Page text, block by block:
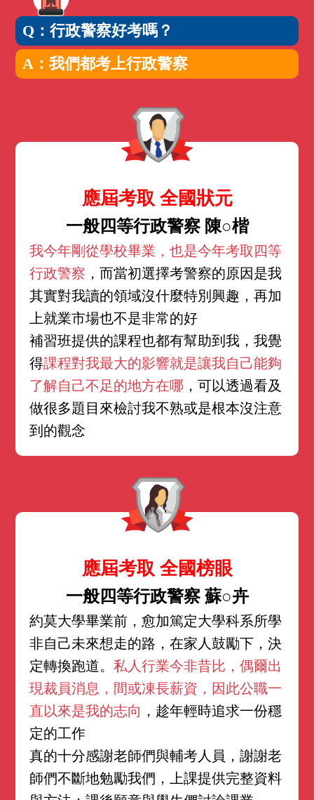
Q：行政警察好考嗎？
A：我們都考上行政警察
應屆考取 全國狀元
一般四等行政警察 陳○楷
我今年剛從學校畢業，也是今年考取四等
行政警察 ，而當初選擇考警察的原因是我
其實對我讀的領域沒什麼特別興趣，再加
上就業市場也不是非常的好
補習班提供的課程也都有幫助到我，我覺
得課程對我最大的影響就是讓我自己能夠
了解自己不足的地方在哪 ，可以透過看及
做很多題目來檢討我不熟或是根本沒注意
到的觀念
應屆考取 全國榜眼
一般四等行政警察 蘇○卉
約莫大學畢業前，愈加篤定大學科系所學
非自己未來想走的路，在家人鼓勵下，決
定轉換跑道。私人行業今非昔比，偶爾出
現裁員消息，間或凍長薪資，因此公職一
直以來是我的志向 ，趁年輕時追求一份穩
定的工作
真的十分感謝老師們與輔考人員，謝謝老
師們不斷地勉勵我們，上課提供完整資料